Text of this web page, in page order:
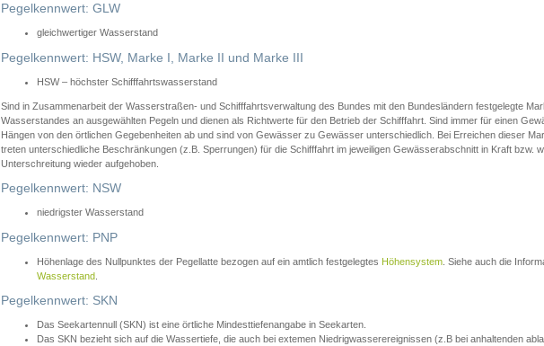
Pegelkennwert: GLW
gleichwertiger Wasserstand
Pegelkennwert: HSW, Marke I, Marke II und Marke III
HSW – höchster Schifffahrtswasserstand
Sind in Zusammenarbeit der Wasserstraßen- und Schifffahrtsverwaltung des Bundes mit den Bundesländern festgelegte
Wasserstandes an ausgewählten Pegeln und dienen als Richtwerte für den Betrieb der Schifffahrt. Sind immer für einen
Hängen von den örtlichen Gegebenheiten ab und sind von Gewässer zu Gewässer unterschiedlich. Bei Erreichen dieser
treten unterschiedliche Beschränkungen (z.B. Sperrungen) für die Schifffahrt im jeweiligen Gewässerabschnitt in Kraft bzw.
Unterschreitung wieder aufgehoben.
Pegelkennwert: NSW
niedrigster Wasserstand
Pegelkennwert: PNP
Höhenlage des Nullpunktes der Pegellatte bezogen auf ein amtlich festgelegtes Höhensystem . Siehe auch die
Wasserstand
Pegelkennwert: SKN
Das Seekartennull (SKN) ist eine örtliche Mindesttiefenangabe in Seekarten.
Das SKN bezieht sich auf die Wassertiefe, die auch bei extemen Niedrigwasserereignissen (z.B bei anhaltenden